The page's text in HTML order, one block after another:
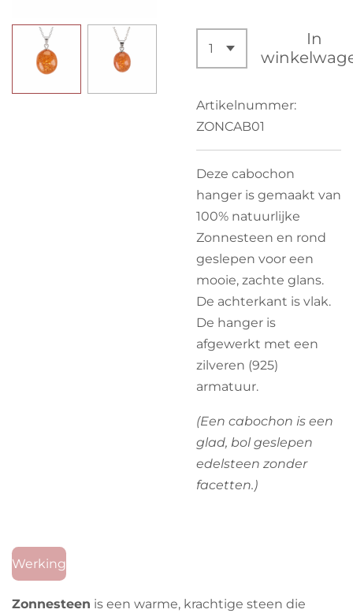
In
Artikelnummer:
ZONCAB01
Deze cabochon
hanger is gemaakt van
100% natuurlijke
Zonnesteen en rond
geslepen voor een
mooie, zachte glans.
De achterkant is vlak.
De hanger is
afgewerkt met een
zilveren (925)
armatuur.
(Een cabochon is een
glad, bol geslepen
edelsteen zonder
facetten.)
Werking
Zonnesteen is een warme, krachtige steen die